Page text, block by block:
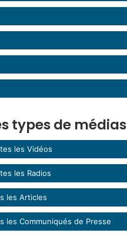
types de médias
les Vidéos
les Radios
les Articles
les Communiqués de Presse